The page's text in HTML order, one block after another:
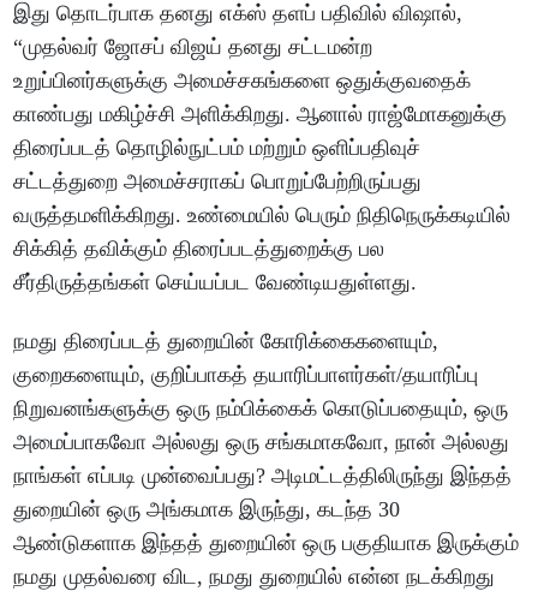
இது தொடர்பாக தனது எக்ஸ் தளப் பதிவில் விஷால்,
“முதல்வர் ஜோசப் விஜய் தனது சட்டமன்ற
உறுப்பினர்களுக்கு அமைச்சகங்களை ஒதுக்குவதைக்
காண்பது மகிழ்ச்சி அளிக்கிறது. ஆனால் ராஜ்மோகனுக்கு
திரைப்படத் தொழில்நுட்பம் மற்றும் ஒளிப்பதிவுச்
சட்டத்துறை அமைச்சராகப் பொறுப்பேற்றிருப்பது
வருத்தமளிக்கிறது. உண்மையில் பெரும் நிதிநெருக்கடியில்
சிக்கித் தவிக்கும் திரைப்படத்துறைக்கு பல
சீர்திருத்தங்கள் செய்யப்பட வேண்டியதுள்ளது.
நமது திரைப்படத் துறையின் கோரிக்கைகளையும்,
குறைகளையும், குறிப்பாகத் தயாரிப்பாளர்கள்/தயாரிப்பு
நிறுவனங்களுக்கு ஒரு நம்பிக்கைக் கொடுப்பதையும், ஒரு
அமைப்பாகவோ அல்லது ஒரு சங்கமாகவோ, நான் அல்லது
நாங்கள் எப்படி முன்வைப்பது? அடிமட்டத்திலிருந்து இந்தத்
துறையின் ஒரு அங்கமாக இருந்து, கடந்த 30
ஆண்டுகளாக இந்தத் துறையின் ஒரு பகுதியாக இருக்கும்
நமது முதல்வரை விட, நமது துறையில் என்ன நடக்கிறது